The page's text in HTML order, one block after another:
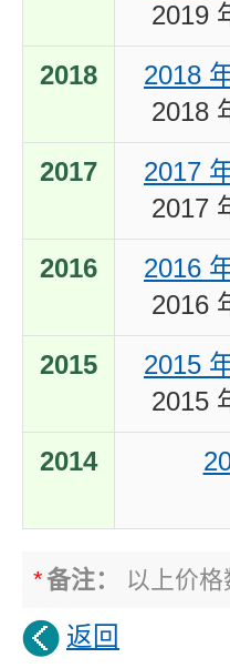
2019
2018
2018
2018
2017
2017
2017
2016
2016
2016
2015
2015
2015
2014
*备注： 以上价格
返回